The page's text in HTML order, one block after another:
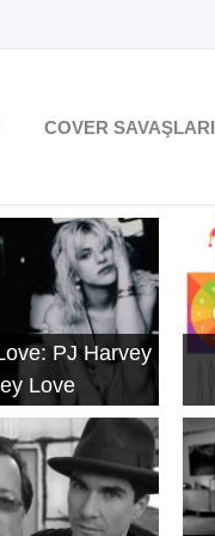
COVER SAVAŞLARI
PJ Harvey
Love